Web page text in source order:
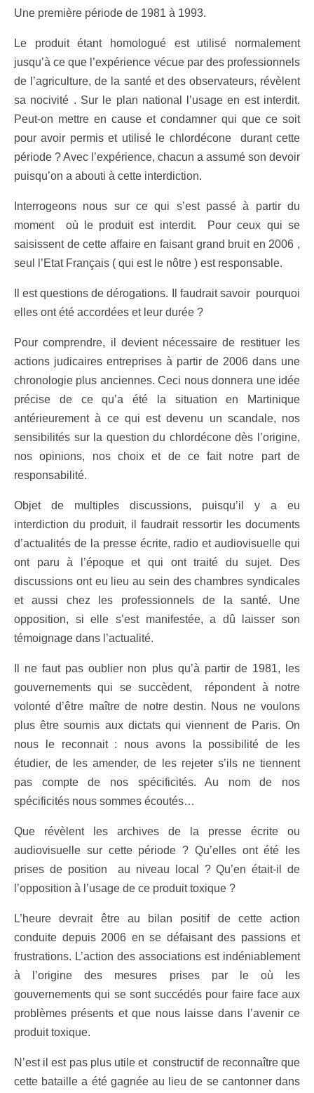
Une première période de 1981 à 1993.
Le produit étant homologué est utilisé normalement
jusqu’à ce que l’expérience vécue par des professionnels
de l’agriculture, de la santé et des observateurs, révèlent
sa nocivité . Sur le plan national l’usage en est interdit.
Peut-on mettre en cause et condamner qui que ce soit
pour avoir permis et utilisé le chlordécone durant cette
période ? Avec l’expérience, chacun a assumé son devoir
puisqu’on a abouti à cette interdiction.
Interrogeons nous sur ce qui s’est passé à partir du
moment où le produit est interdit. Pour ceux qui se
saisissent de cette affaire en faisant grand bruit en 2006 ,
seul l’Etat Français ( qui est le nôtre ) est responsable.
Il est questions de dérogations. Il faudrait savoir pourquoi
elles ont été accordées et leur durée ?
Pour comprendre, il devient nécessaire de restituer les
actions judicaires entreprises à partir de 2006 dans une
chronologie plus anciennes. Ceci nous donnera une idée
précise de ce qu’a été la situation en Martinique
antérieurement à ce qui est devenu un scandale, nos
sensibilités sur la question du chlordécone dès l’origine,
nos opinions, nos choix et de ce fait notre part de
responsabilité.
Objet de multiples discussions, puisqu’il y a eu
interdiction du produit, il faudrait ressortir les documents
d’actualités de la presse écrite, radio et audiovisuelle qui
ont paru à l’époque et qui ont traité du sujet. Des
discussions ont eu lieu au sein des chambres syndicales
et aussi chez les professionnels de la santé. Une
opposition, si elle s’est manifestée, a dû laisser son
témoignage dans l’actualité.
Il ne faut pas oublier non plus qu’à partir de 1981, les
gouvernements qui se succèdent, répondent à notre
volonté d’être maître de notre destin. Nous ne voulons
plus être soumis aux dictats qui viennent de Paris. On
nous le reconnait : nous avons la possibilité de les
étudier, de les amender, de les rejeter s’ils ne tiennent
pas compte de nos spécificités. Au nom de nos
spécificités nous sommes écoutés…
Que révèlent les archives de la presse écrite ou
audiovisuelle sur cette période ? Qu’elles ont été les
prises de position au niveau local ? Qu’en était-il de
l’opposition à l’usage de ce produit toxique ?
L’heure devrait être au bilan positif de cette action
conduite depuis 2006 en se défaisant des passions et
frustrations. L’action des associations est indéniablement
à l’origine des mesures prises par le où les
gouvernements qui se sont succédés pour faire face aux
problèmes présents et que nous laisse dans l’avenir ce
produit toxique.
N’est il est pas plus utile et constructif de reconnaître que
cette bataille a été gagnée au lieu de se cantonner dans